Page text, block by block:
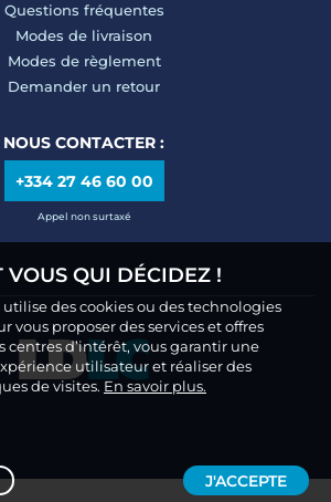
Questions fréquentes
Modes de livraison
Modes de règlement
Demander un retour
NOUS CONTACTER :
+334 27 46 60 00
Appel non surtaxé
VOUS QUI DÉCIDEZ !
utilise des cookies ou des technologies
vous proposer des services et offres
centres d’intérêt, vous garantir une
utilisateur et réaliser des
de visites. En savoir plus.
J'ACCEPTE